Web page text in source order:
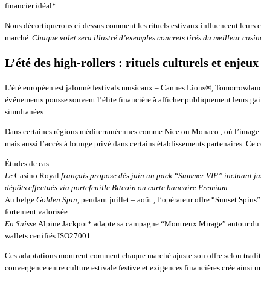
financier idéal​*.
Nous décortiquerons ci‑dessus comment les rituels estivaux influencent
marché​ . Chaque volet sera illustré d’exemples concrets tirés du meilleur
L’été des high‑rollers : rituels culturels et
L’été européen est jalonné festivals musicaux – Cannes Lions®,
événements pousse souvent l’élite financière à afficher publiquement leurs
simultanées.​
Dans certaines régions méditerranéennes comme Nice ou Monaco , où
mais aussi l’accès à lounge privé dans certains établissements partenaires.​
Études de cas
Le Casino Royal français propose dès juin un pack “Summer VIP” incluant
dépôts effectués via portefeuille Bitcoin ou carte bancaire Premium.​
Au belge Golden Spin , pendant juillet – août , l’opérateur offre “Sunset
fortement valorisée.​
En Suisse Alpine Jackpot* adapte sa campagne “Montreux Mirage” autour
wallets certifiés ISO27001.​
Ces adaptations montrent comment chaque marché ajuste son offre selon
convergence entre culture estivale festive et exigences financières crée ainsi